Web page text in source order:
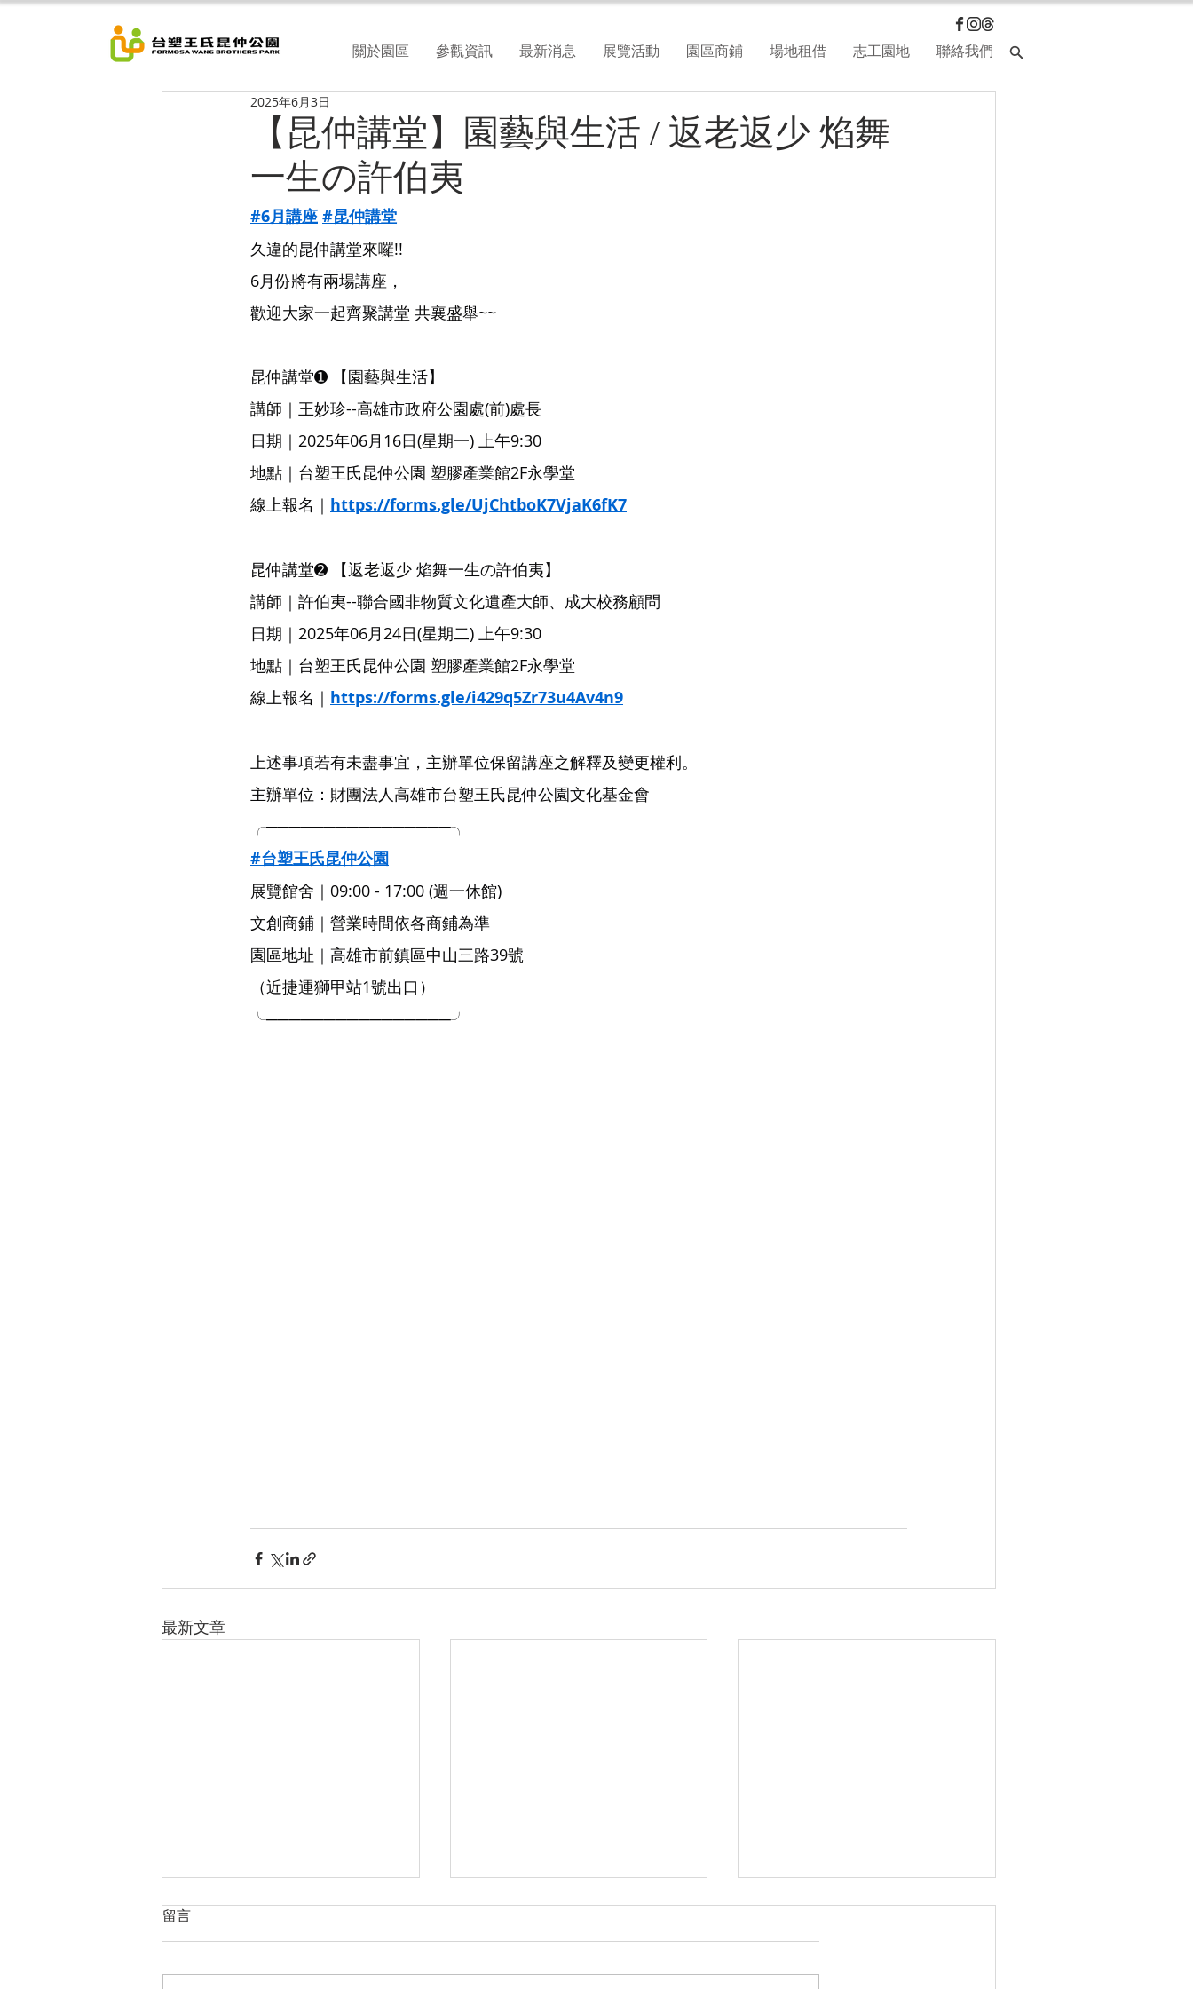
關於園區 參觀資訊 最新消息 展覽活動 園區商鋪 場地租借 志工園地 聯絡我們
【昆仲講堂】園藝與生活 / 返老返少 焰舞
一生の許伯夷
2025年6月3日
#6月講座 #昆仲講堂
久違的昆仲講堂來囉!!
6月份將有兩場講座，
歡迎大家一起齊聚講堂 共襄盛舉~~
昆仲講堂➊ 【園藝與生活】
講師｜王妙珍--高雄市政府公園處(前)處長
日期｜2025年06月16日(星期一) 上午9:30
地點｜台塑王氏昆仲公園 塑膠產業館2F永學堂
線上報名｜ https://forms.gle/UjChtboK7VjaK6fK7
昆仲講堂➋ 【返老返少 焰舞一生の許伯夷】
講師｜許伯夷--聯合國非物質文化遺產大師、成大校務顧問
日期｜2025年06月24日(星期二) 上午9:30
地點｜台塑王氏昆仲公園 塑膠產業館2F永學堂
線上報名｜ https://forms.gle/i429q5Zr73u4Av4n9
上述事項若有未盡事宜，主辦單位保留講座之解釋及變更權利。
主辦單位：財團法人高雄市台塑王氏昆仲公園文化基金會
╭────────────────╮
#台塑王氏昆仲公園
展覽館舍｜09:00 - 17:00 (週一休館)
文創商鋪｜營業時間依各商鋪為準
園區地址｜高雄市前鎮區中山三路39號
（近捷運獅甲站1號出口）
╰────────────────╯
最新文章
留言